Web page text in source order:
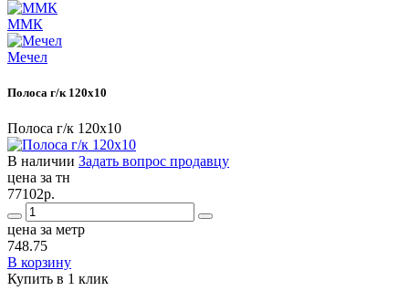
ММК
Мечел
Полоса г/к 120x10
Полоса г/к 120x10
В наличии Задать вопрос продавцу
цена за тн
77102р.
цена за метр
748.75
В корзину
Купить в 1 клик